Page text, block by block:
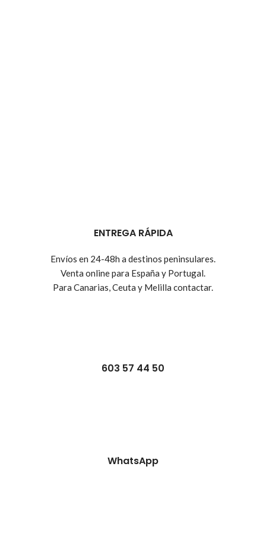
ENTREGA RÁPIDA
Envíos en 24-48h a destinos peninsulares.
Venta online para España y Portugal.
Para Canarias, Ceuta y Melilla contactar.
603 57 44 50
WhatsApp